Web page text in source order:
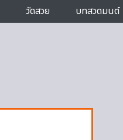
วัดสวย บทสวดมนต์